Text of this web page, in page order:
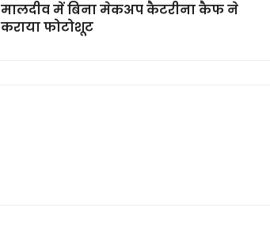
मालदीव में बिना मेकअप कैटरीना कैफ ने
कराया फोटोशूट